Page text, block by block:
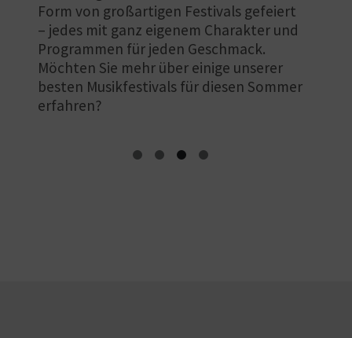
Form von großartigen Festivals gefeiert
– jedes mit ganz eigenem Charakter und
Programmen für jeden Geschmack.
Möchten Sie mehr über einige unserer
besten Musikfestivals für diesen Sommer
erfahren?